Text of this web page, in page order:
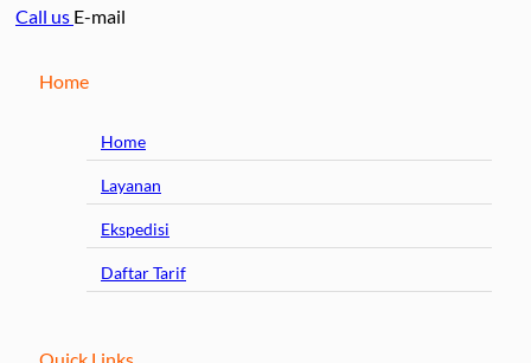
Call us E-mail
Home
Home
Layanan
Ekspedisi
Daftar Tarif